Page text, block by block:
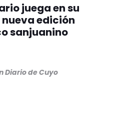
juega en su
edición
sanjuanino
Diario de Cuyo